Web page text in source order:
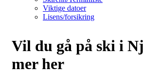
Viktige datoer
Lisens/forsikring
Vil du gå på ski i
mer her